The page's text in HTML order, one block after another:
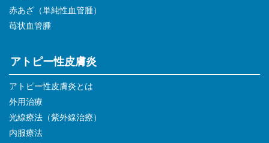
赤あざ（単純性血管腫）
苺状血管腫
アトピー性皮膚炎
アトピー性皮膚炎とは
外用治療
光線療法（紫外線治療）
内服療法